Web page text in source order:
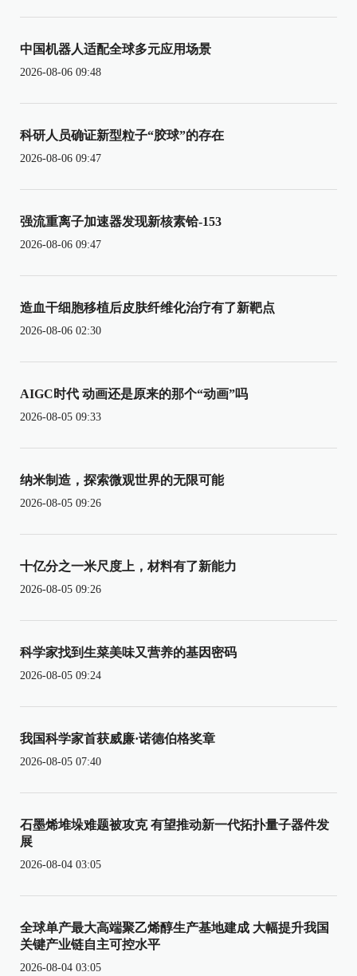
中国机器人适配全球多元应用场景
2026-08-06 09:48
科研人员确证新型粒子“胶球”的存在
2026-08-06 09:47
强流重离子加速器发现新核素铪-153
2026-08-06 09:47
造血干细胞移植后皮肤纤维化治疗有了新靶点
2026-08-06 02:30
AIGC时代 动画还是原来的那个“动画”吗
2026-08-05 09:33
纳米制造，探索微观世界的无限可能
2026-08-05 09:26
十亿分之一米尺度上，材料有了新能力
2026-08-05 09:26
科学家找到生菜美味又营养的基因密码
2026-08-05 09:24
我国科学家首获威廉·诺德伯格奖章
2026-08-05 07:40
石墨烯堆垛难题被攻克 有望推动新一代拓扑量子器件发
展
2026-08-04 03:05
全球单产最大高端聚乙烯醇生产基地建成 大幅提升我国
关键产业链自主可控水平
2026-08-04 03:05